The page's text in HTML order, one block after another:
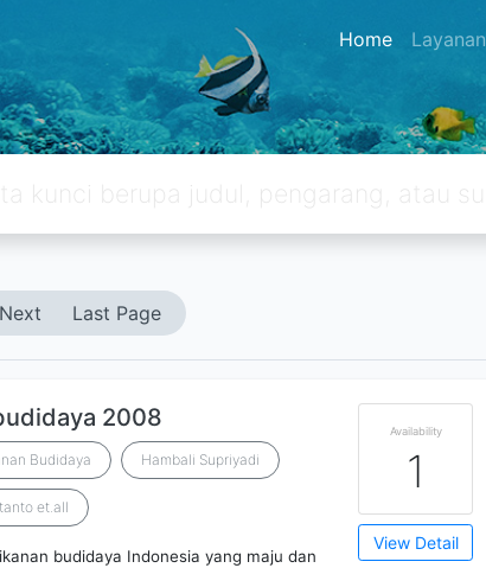
Home Layanan
Next Last Page
2008
Budidaya Hambali Supriyadi
et.all
budidaya Indonesia yang maju dan
Availability
1
View Detail